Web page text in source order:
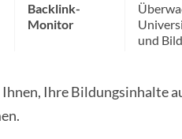
Backlink-
Monitor
und
Ihre Bildungsinhalte